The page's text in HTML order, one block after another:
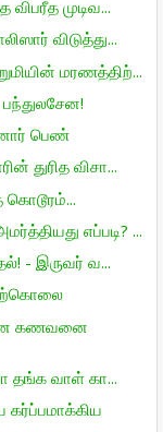
முடிவ...
விடுத்து...
மரணத்திற்...
பெண்
துரித விசா...
கொடூரம்...
எப்படி? ...
- இருவர் வ...
கணவனை
தங்க வாள் கா...